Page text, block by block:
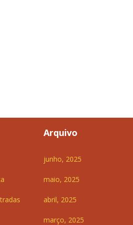
Arquivo
junho, 2025
maio, 2025
abril, 2025
março, 2025